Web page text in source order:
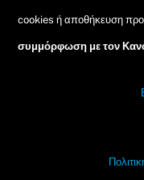
cookies ή αποθήκευση
συμμόρφωση με τον